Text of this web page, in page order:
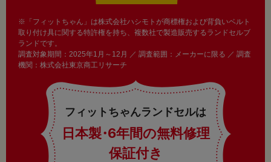
※「フィットちゃん」は株式会社ハシモトが商標権および背負いベルト
取り付け具に関する特許権を持ち、複数社で製造販売するランドセルブ
ランドです。
調査対象期間：2025年1月～12月 ／ 調査範囲：メーカーに限る ／ 調査
機関：株式会社東京商工リサーチ
フィットちゃんランドセルは
日本製・6年間の無料修理
保証付き